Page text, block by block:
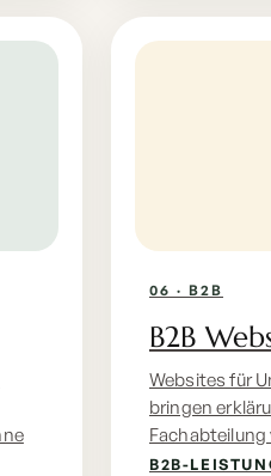
06 · B2B
B2B
Websites für
bringen
Fachabteilung
B2B-